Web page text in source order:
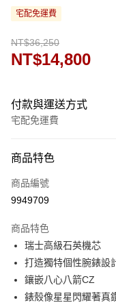
宅配免運費
NT$36,250
NT$14,800
付款與運送方式
宅配免運費
信用卡一次付款
運送方式
宅配
免運費
商品特色
商品編號
9949709
商品特色
瑞士高級石英機芯
打造獨特個性腕錶設
鑲嵌八心八箭CZ
錶殼像星星閃耀著真